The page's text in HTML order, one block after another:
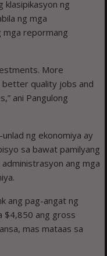
klasipikasyon ng
ng mga
mga repormang
More
quality jobs and
ani Pangulong
ng ekonomiya ay
sa bawat pamilyang
ang mga
ang pag-angat ng
$4,850 ang gross
mas mataas sa